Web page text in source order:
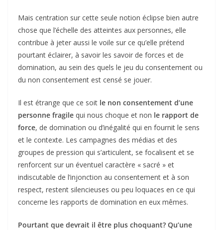
Mais centration sur cette seule notion éclipse bien autre
chose que l’échelle des atteintes aux personnes, elle
contribue à jeter aussi le voile sur ce qu’elle prétend
pourtant éclairer, à savoir les savoir de forces et de
domination, au sein des quels le jeu du consentement ou
du non consentement est censé se jouer.
Il est étrange que ce soit le non consentement d’une
personne fragile qui nous choque et non le rapport de
force, de domination ou d’inégalité qui en fournit le sens
et le contexte. Les campagnes des médias et des
groupes de pression qui s’articulent, se focalisent et se
renforcent sur un éventuel caractère « sacré » et
indiscutable de l’injonction au consentement et à son
respect, restent silencieuses ou peu loquaces en ce qui
concerne les rapports de domination en eux mêmes.
Pourtant que devrait il être plus choquant? Qu’une